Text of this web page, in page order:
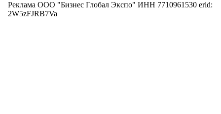
Реклама ООО "Бизнес Глобал Экспо" ИНН 7710961530 erid:
2W5zFJRB7Va